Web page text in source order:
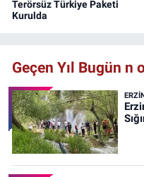
Terörsüz Türkiye Paketi
Kurulda
Geçen Yıl Bugün n